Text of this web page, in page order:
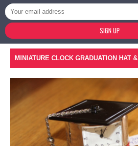
SIGN UP
MINIATURE CLOCK GRADUATION HAT